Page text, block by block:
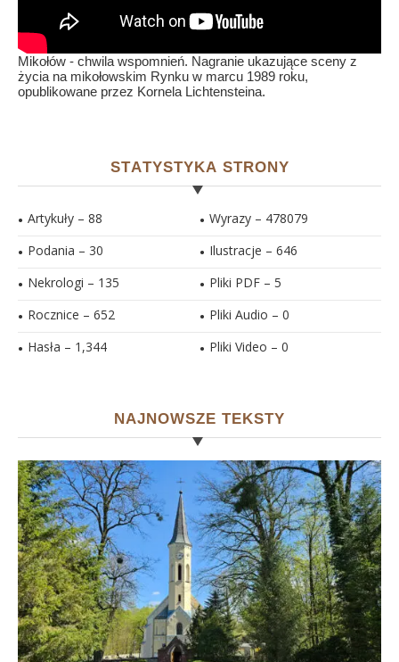
Mikołów - chwila wspomnień. Nagranie ukazujące sceny z
życia na mikołowskim Rynku w marcu 1989 roku,
opublikowane przez Kornela Lichtensteina.
STATYSTYKA STRONY
Artykuły – 88
Podania – 30
Nekrologi – 135
Rocznice – 652
Hasła – 1,344
Wyrazy – 478079
Ilustracje – 646
Pliki PDF – 5
Pliki Audio – 0
Pliki Video – 0
NAJNOWSZE TEKSTY